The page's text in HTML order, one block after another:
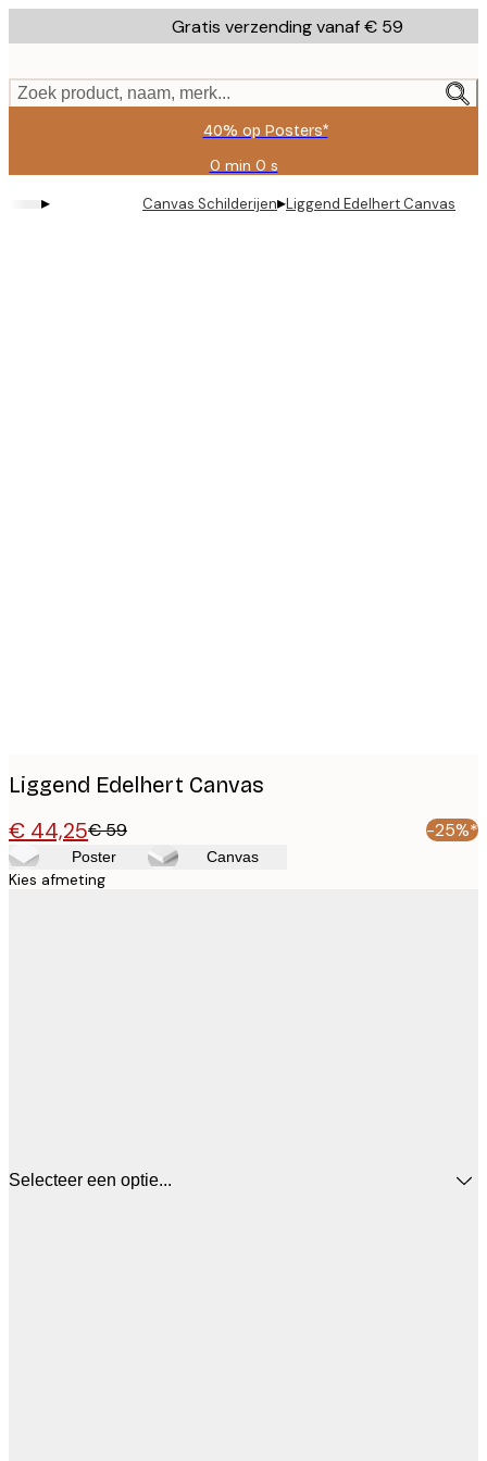
to
content.
Gratis verzending vanaf € 59
Zoek product, naam, merk...
40% op Posters*
0 min 0 s
Geldig
tot:
2026-
▸ Canvas Schilderijen▸Liggend Edelhert Canvas
Liggend Edelhert Canvas
€ 44,25€ 59 -25%*
Poster Canvas
Kies afmeting
Selecteer een optie...